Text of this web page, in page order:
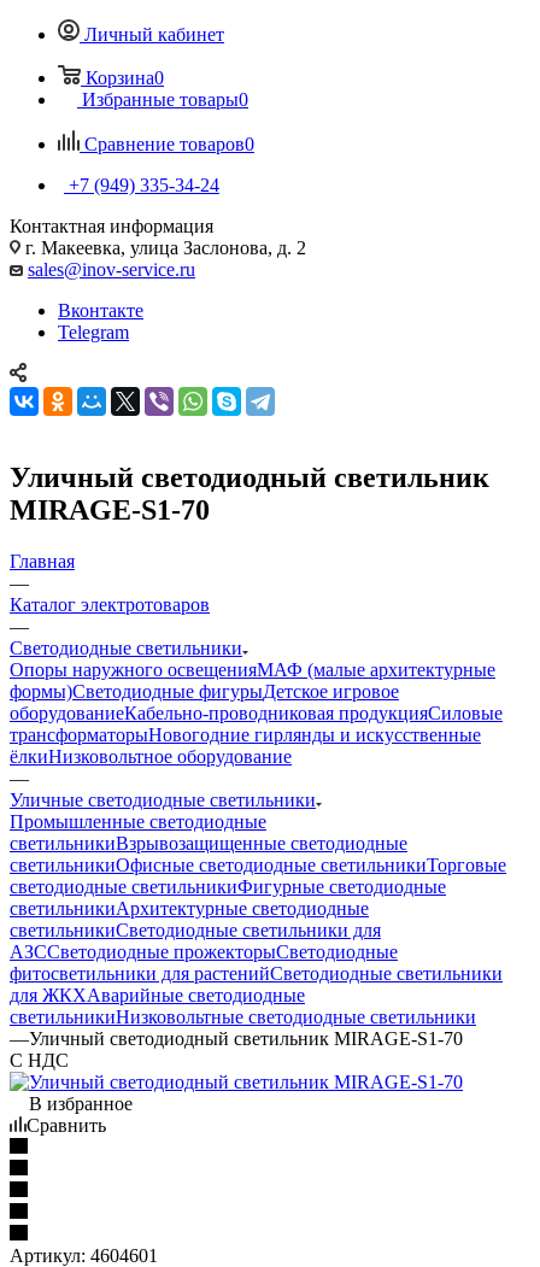
Личный кабинет
Корзина0
Избранные товары0
Сравнение товаров0
+7 (949) 335-34-24
Контактная информация
г. Макеевка, улица Заслонова, д. 2
sales@inov-service.ru
Вконтакте
Telegram
Уличный светодиодный светильник
MIRAGE-S1-70
Главная
—
Каталог электротоваров
—
Светодиодные светильники
Опоры наружного освещенияМАФ (малые архитектурные
формы)Светодиодные фигурыДетское игровое
оборудованиеКабельно-проводниковая продукцияСиловые
трансформаторыНовогодние гирлянды и искусственные
ёлкиНизковольтное оборудование
—
Уличные светодиодные светильники
Промышленные светодиодные
светильникиВзрывозащищенные светодиодные
светильникиОфисные светодиодные светильникиТорговые
светодиодные светильникиФигурные светодиодные
светильникиАрхитектурные светодиодные
светильникиСветодиодные светильники для
АЗССветодиодные прожекторыСветодиодные
фитосветильники для растенийСветодиодные светильники
для ЖКХАварийные светодиодные
светильникиНизковольтные светодиодные светильники
—Уличный светодиодный светильник MIRAGE-S1-70
С НДС
В избранное
Сравнить
Артикул: 4604601